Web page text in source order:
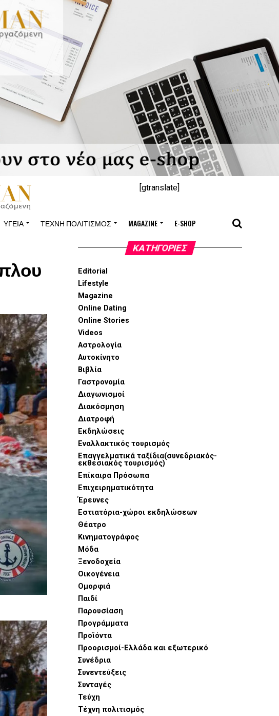
[gtranslate]
ΥΓΕΊΑ ΤΈΧΝΗ ΠΟΛΙΤΙΣΜΌΣ MAGAZINE E-SHOP
KΑΤΗΓΟΡΊΕΣ
Editorial
Lifestyle
Magazine
Online Dating
Online Stories
Videos
Αστρολογία
Αυτοκίνητο
Βιβλία
Γαστρονομία
Διαγωνισμοί
Διακόσμηση
Διατροφή
Εκδηλώσεις
Εναλλακτικός τουρισμός
Επαγγελματικά ταξίδια(συνεδριακός-
εκθεσιακός τουρισμός)
Επίκαιρα Πρόσωπα
Επιχειρηματικότητα
Έρευνες
Εστιατόρια-χώροι εκδηλώσεων
Θέατρο
Κινηματογράφος
Μόδα
Ξενοδοχεία
Οικογένεια
Ομορφιά
Παιδί
Παρουσίαση
Προγράμματα
Προϊόντα
Προορισμοί-Ελλάδα και εξωτερικό
Συνέδρια
Συνεντεύξεις
Συνταγές
Τεύχη
Τέχνη πολιτισμός